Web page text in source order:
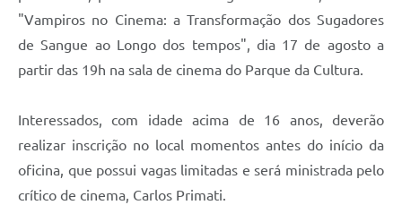
"Vampiros no Cinema: a Transformação dos Sugadores
de Sangue ao Longo dos tempos", dia 17 de agosto a
partir das 19h na sala de cinema do Parque da Cultura.
Interessados, com idade acima de 16 anos, deverão
realizar inscrição no local momentos antes do início da
oficina, que possui vagas limitadas e será ministrada pelo
crítico de cinema, Carlos Primati.